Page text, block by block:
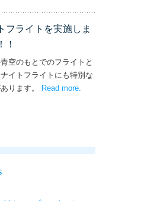
フライトを実施しま
！
空のもとでのフライトと
イトフライトにも特別な
ります。 Read more